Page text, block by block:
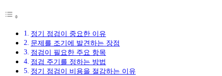
정기 점검이 중요한 이유
문제를 조기에 발견하는 장점
점검이 필요한 주요 항목
점검 주기를 정하는 방법
정기 점검이 비용을 절감하는 이유